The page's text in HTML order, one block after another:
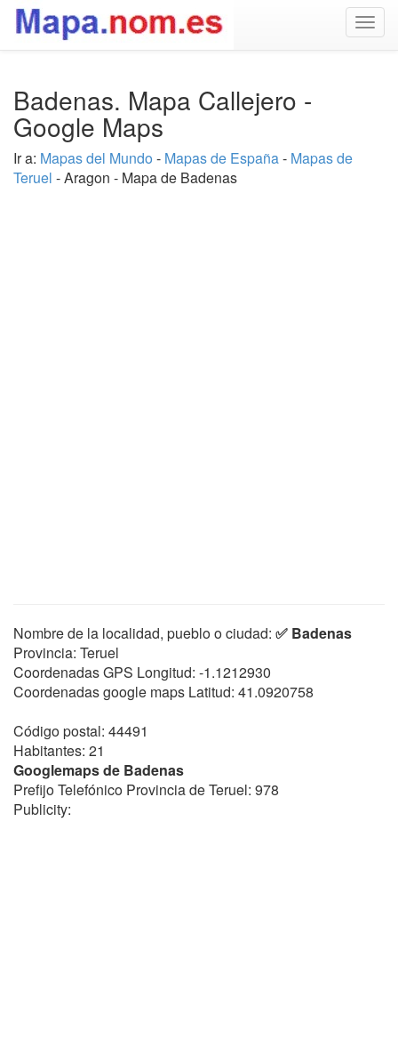
Badenas. Mapa Callejero -
Google Maps
Ir a: Mapas del Mundo - Mapas de España- Mapas de
Teruel - Aragon - Mapa de Badenas
Nombre de la localidad, pueblo o ciudad: ✅ Badenas
Provincia: Teruel
Coordenadas GPS Longitud: -1.1212930
Coordenadas google maps Latitud: 41.0920758
Código postal: 44491
Habitantes: 21
Googlemaps de Badenas
Prefijo Telefónico Provincia de Teruel: 978
Publicity: